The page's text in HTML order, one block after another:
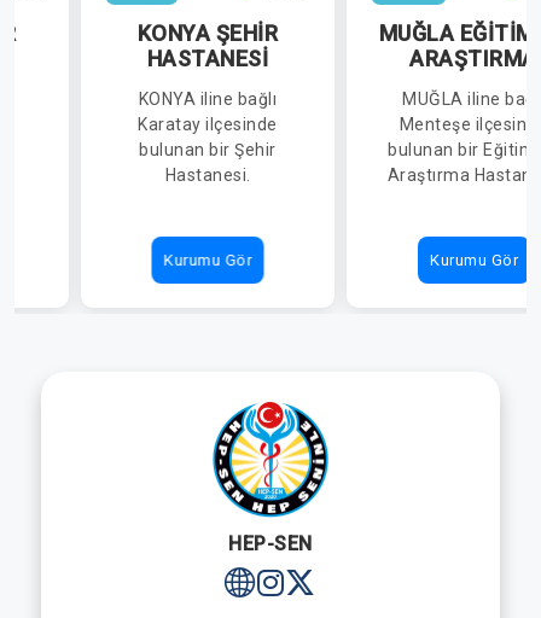
KONYA ŞEHİR
HASTANESİ
KONYA iline bağlı
Karatay ilçesinde
bulunan bir Şehir
Hastanesi.
Kurumu Gör
MUĞLA EĞİTİM
ARAŞTIRMA
HASTANESİ
MUĞLA iline
Menteşe
bulunan bir Eğitim
Araştırma
Kurumu Gör
HEP-SEN